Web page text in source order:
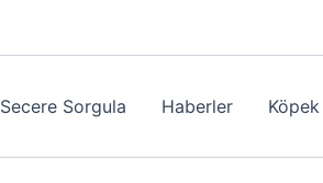
Secere Sorgula Haberler Köpek